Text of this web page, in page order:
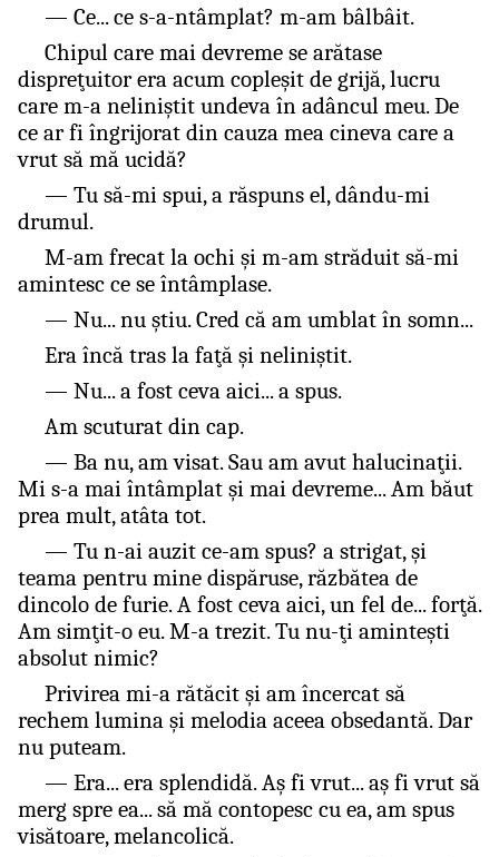
— Ce... ce s-a-ntâmplat? m-am bâlbâit.
Chipul care mai devreme se arătase
dispreţuitor era acum copleşit de grijă, lucru
care m-a neliniştit undeva în adâncul meu. De
ce ar fi îngrijorat din cauza mea cineva care a
vrut să mă ucidă?
— Tu să-mi spui, a răspuns el, dându-mi
drumul.
M-am frecat la ochi şi m-am străduit să-mi
amintesc ce se întâmplase.
— Nu... nu ştiu. Cred că am umblat în somn...
Era încă tras la faţă şi neliniştit.
— Nu... a fost ceva aici... a spus.
Am scuturat din cap.
— Ba nu, am visat. Sau am avut halucinaţii.
Mi s-a mai întâmplat şi mai devreme... Am băut
prea mult, atâta tot.
— Tu n-ai auzit ce-am spus? a strigat, şi
teama pentru mine dispăruse, răzbătea de
dincolo de furie. A fost ceva aici, un fel de... forţă.
Am simţit-o eu. M-a trezit. Tu nu-ţi aminteşti
absolut nimic?
Privirea mi-a rătăcit şi am încercat să
rechem lumina şi melodia aceea obsedantă. Dar
nu puteam.
— Era... era splendidă. Aş fi vrut... aş fi vrut să
merg spre ea... să mă contopesc cu ea, am spus
visătoare, melancolică.